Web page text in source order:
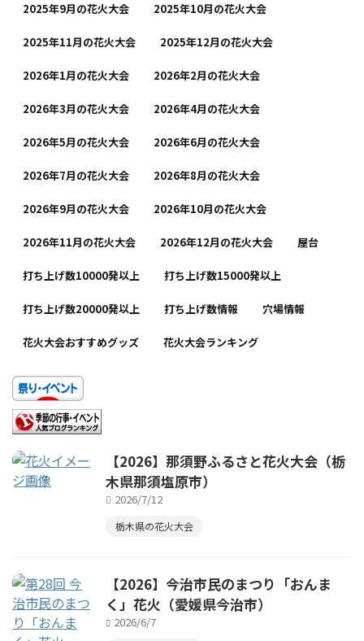
2025年9月の花火大会 2025年10月の花火大会
2025年11月の花火大会 2025年12月の花火大会
2026年1月の花火大会 2026年2月の花火大会
2026年3月の花火大会 2026年4月の花火大会
2026年5月の花火大会 2026年6月の花火大会
2026年7月の花火大会 2026年8月の花火大会
2026年9月の花火大会 2026年10月の花火大会
2026年11月の花火大会 2026年12月の花火大会 屋台
打ち上げ数10000発以上 打ち上げ数15000発以上
打ち上げ数20000発以上 打ち上げ数情報 穴場情報
花火大会おすすめグッズ 花火大会ランキング
【2026】那須野ふるさと花火大会（栃
木県那須塩原市）
2026/7/12
栃木県の花火大会
【2026】今治市民のまつり「おんま
く」花火（愛媛県今治市）
2026/6/7